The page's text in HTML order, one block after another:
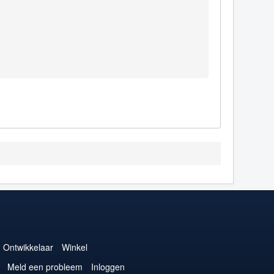
Ontwikkelaar
Winkel
Meld een probleem Inloggen